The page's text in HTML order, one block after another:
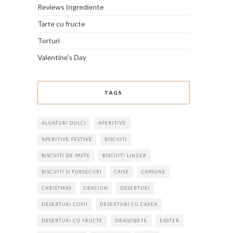
Reviews Ingrediente
Tarte cu fructe
Torturi
Valentine’s Day
TAGS
ALUATURI DULCI APERITIVE
APERITIVE FESTIVE BISCUITI
BISCUITI DE PASTE BISCUITI LINZER
BISCUITI SI FURSECURI CAISE CAPSUNE
CHRISTMAS CRACIUN DESERTURI
DESERTURI COPII DESERTURI CU CAFEA
DESERTURI CU FRUCTE DRAGOBETE EASTER